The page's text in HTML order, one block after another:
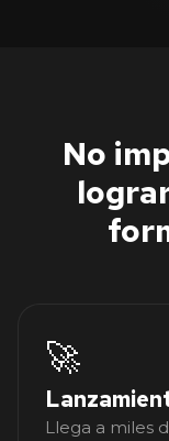
No
🚀
Llega a miles